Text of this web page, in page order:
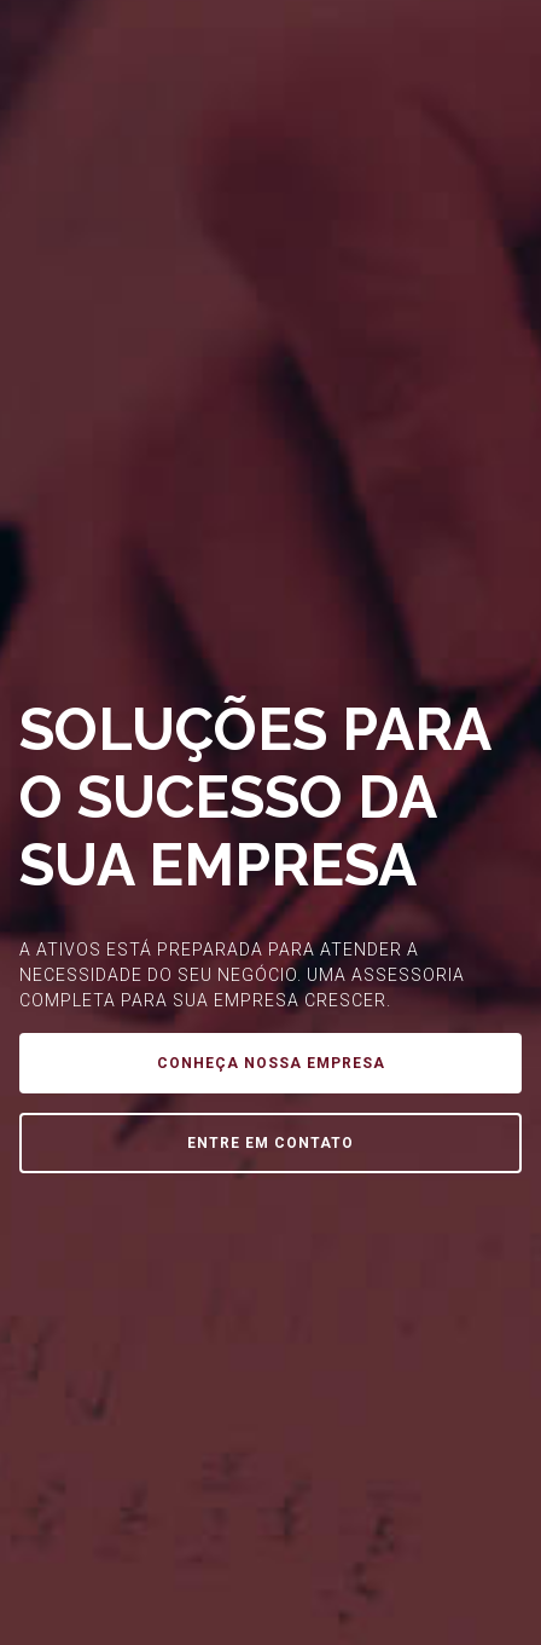
SOLUÇÕES PARA
O SUCESSO DA
SUA EMPRESA
A ATIVOS ESTÁ PREPARADA PARA ATENDER A
NECESSIDADE DO SEU NEGÓCIO. UMA ASSESSORIA
COMPLETA PARA SUA EMPRESA CRESCER.
CONHEÇA NOSSA EMPRESA
ENTRE EM CONTATO